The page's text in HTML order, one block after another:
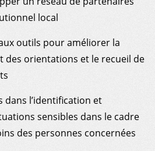
local
outils pour améliorer la
des orientations et le recueil de
dans l’identification et
sensibles dans le cadre
des personnes concernées